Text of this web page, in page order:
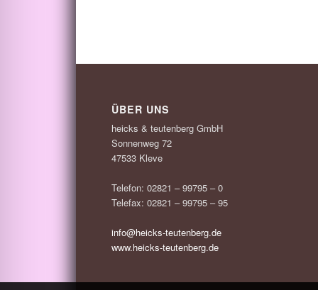
ÜBER UNS
heicks & teutenberg GmbH
Sonnenweg 72
47533 Kleve
Telefon: 02821 – 99795 – 0
Telefax: 02821 – 99795 – 95
info@heicks-teutenberg.de
www.heicks-teutenberg.de